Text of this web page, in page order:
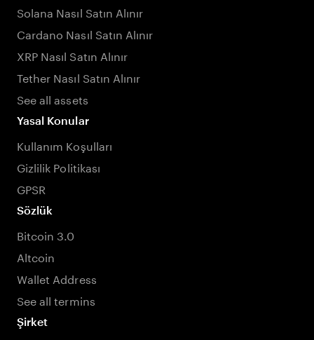
Solana Nasıl Satın Alınır
Cardano Nasıl Satın Alınır
XRP Nasıl Satın Alınır
Tether Nasıl Satın Alınır
See all assets
Yasal Konular
Kullanım Koşulları
Gizlilik Politikası
GPSR
Sözlük
Bitcoin 3.0
Altcoin
Wallet Address
See all termins
Şirket